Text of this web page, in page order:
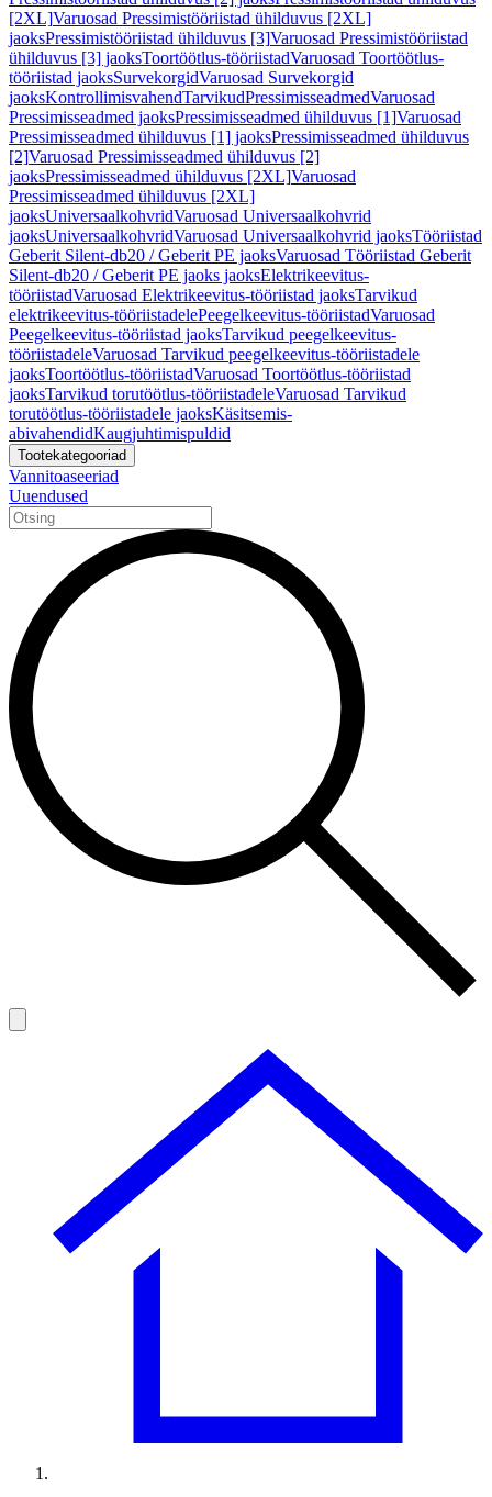
[2XL]Varuosad Pressimistööriistad ühilduvus [2XL]
jaoksPressimistööriistad ühilduvus [3]Varuosad Pressimistööriistad
ühilduvus [3] jaoksToortöötlus-tööriistadVaruosad Toortöötlus-
tööriistad jaoksSurvekorgidVaruosad Survekorgid
jaoksKontrollimisvahendTarvikudPressimisseadmedVaruosad
Pressimisseadmed jaoksPressimisseadmed ühilduvus [1]Varuosad
Pressimisseadmed ühilduvus [1] jaoksPressimisseadmed ühilduvus
[2]Varuosad Pressimisseadmed ühilduvus [2]
jaoksPressimisseadmed ühilduvus [2XL]Varuosad
Pressimisseadmed ühilduvus [2XL]
jaoksUniversaalkohvridVaruosad Universaalkohvrid
jaoksUniversaalkohvridVaruosad Universaalkohvrid jaoksTööriistad
Geberit Silent-db20 / Geberit PE jaoksVaruosad Tööriistad Geberit
Silent-db20 / Geberit PE jaoks jaoksElektrikeevitus-
tööriistadVaruosad Elektrikeevitus-tööriistad jaoksTarvikud
elektrikeevitus-tööriistadelePeegelkeevitus-tööriistadVaruosad
Peegelkeevitus-tööriistad jaoksTarvikud peegelkeevitus-
tööriistadeleVaruosad Tarvikud peegelkeevitus-tööriistadele
jaoksToortöötlus-tööriistadVaruosad Toortöötlus-tööriistad
jaoksTarvikud torutöötlus-tööriistadeleVaruosad Tarvikud
torutöötlus-tööriistadele jaoksKäsitsemis-
abivahendidKaugjuhtimispuldid
Tootekategooriad
Vannitoaseeriad
Uuendused